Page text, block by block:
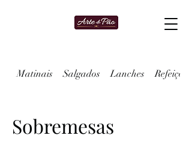
Matinais Salgados Lanches Refeições
Sobremesas